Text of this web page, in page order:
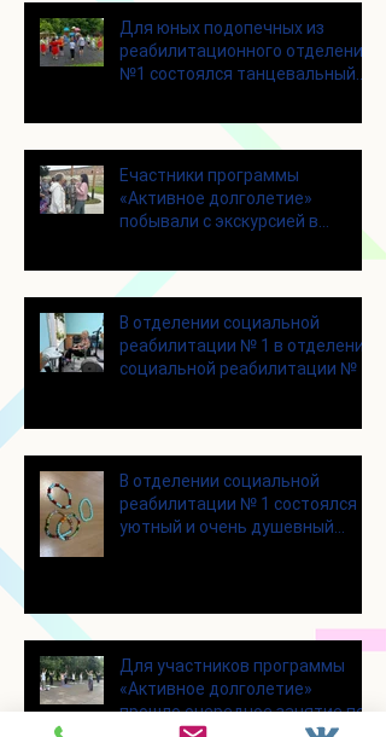
Для юных подопечных из
реабилитационного отделения
№1 состоялся танцевальный
Eчастники программы
«Активное долголетие»
побывали с экскурсией в
В отделении социальной
реабилитации № 1 в отделении
социальной реабилитации № 1
В отделении социальной
реабилитации № 1 состоялся
уютный и очень душевный
Для участников программы
«Активное долголетие»
прошло очередное занятие по